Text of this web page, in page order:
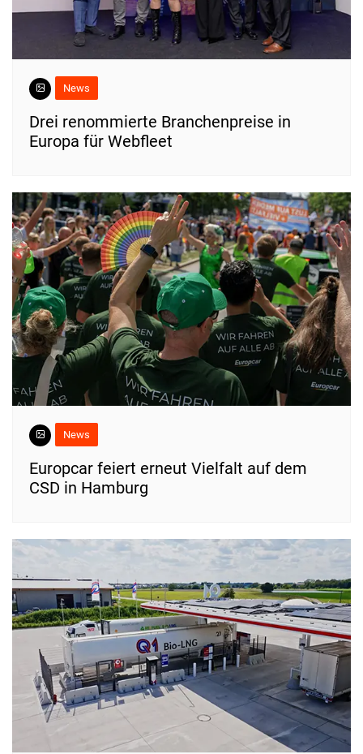
News
Drei renommierte Branchenpreise in
Europa für Webfleet
News
Europcar feiert erneut Vielfalt auf dem
CSD in Hamburg